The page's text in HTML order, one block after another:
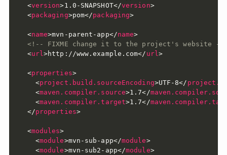
<version>1.0-SNAPSHOT</version>
<packaging>pom</packaging>
<name>mvn-parent-app</name>
<!-- FIXME change it to the project's website --
<url>http://www.example.com</ url >
<properties>
<project.build.sourceEncoding>UTF-8</
<maven.compiler.source>1.7</
<maven.compiler.target>1.7</
</properties>
<modules>
<module>mvn-sub-app</module>
<module>mvn-sub2-app</module>